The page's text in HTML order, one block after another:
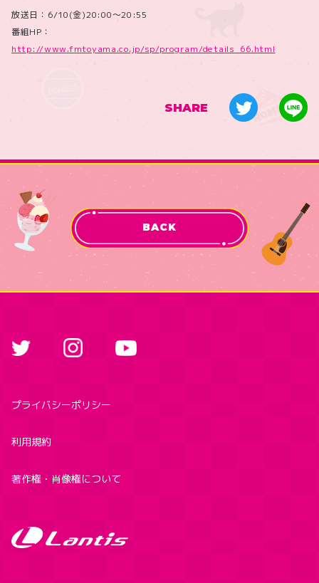
放送日：6/10(金)20:00〜20:55
番組HP：
http://www.fmtoyama.co.jp/sp/program/details_66.html
SHARE
BACK
プライバシーポリシー
利用規約
著作権・肖像権について